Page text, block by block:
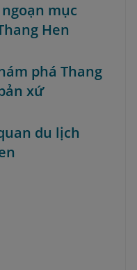
mục
Hen
phá Thang
xứ
du lịch